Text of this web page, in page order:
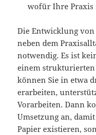
wofür Ihre Praxis
Die Entwicklung
neben dem
notwendig. Es ist
einem
können Sie in etwa
erarbeiten,
Vorarbeiten. Dann
Umsetzung an,
Papier existieren,